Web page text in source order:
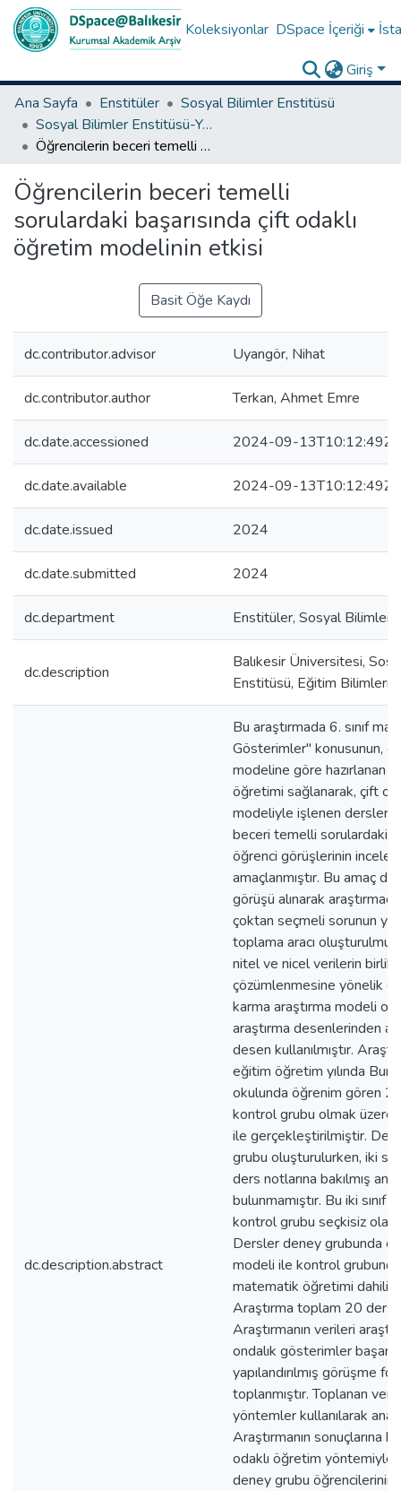
Koleksiyonlar DSpace İçeriği
Giriş
Ana Sayfa
Enstitüler
Sosyal Bilimler Enstitüsü
Sosyal Bilimler Enstitüsü-Yüksek Lisans Tezleri
Öğrencilerin beceri temelli sorulardaki başarısında çift odaklı öğretim modelinin etkisi
Öğrencilerin beceri temelli
sorulardaki başarısında çift odaklı
öğretim modelinin etkisi
Basit Öğe Kaydı
dc.contributor.advisor Uyangör, Nihat
dc.contributor.author Terkan, Ahmet Emre
dc.date.accessioned 2024-09-13T10:12:49Z
dc.date.available 2024-09-13T10:12:49Z
dc.date.issued 2024
dc.date.submitted 2024
dc.department Enstitüler, Sosyal Bilimler
dc.description
Balıkesir Üniversitesi,
Enstitüsü, Eğitim Bilimleri
dc.description.abstract
Bu araştırmada 6. sınıf
Gösterimler" konusunun,
modeline göre hazırlanan
öğretimi sağlanarak, çift
modeliyle işlenen
beceri temelli sorulardaki
öğrenci görüşlerinin
amaçlanmıştır. Bu amaç
görüşü alınarak
çoktan seçmeli sorunun yer
toplama aracı
nitel ve nicel verilerin
çözümlenmesine yönelik
karma araştırma modeli
araştırma desenlerinden
desen kullanılmıştır.
eğitim öğretim yılında
okulunda öğrenim gören
kontrol grubu olmak
ile gerçekleştirilmiştir.
grubu oluşturulurken, iki
ders notlarına bakılmış
bulunmamıştır. Bu iki sınıf
kontrol grubu seçkisiz
Dersler deney grubunda
modeli ile kontrol
matematik öğretimi
Araştırma toplam 20 ders
Araştırmanın verileri
ondalık gösterimler başarı
yapılandırılmış görüşme
toplanmıştır. Toplanan
yöntemler kullanılarak
Araştırmanın sonuçlarına
odaklı öğretim yöntemiyle
deney grubu